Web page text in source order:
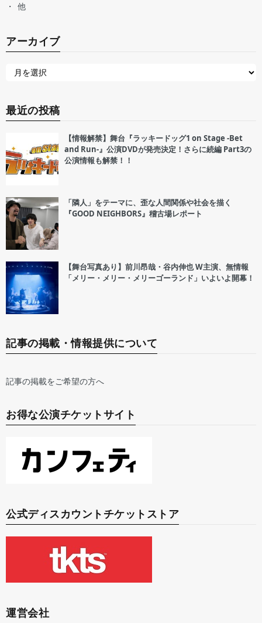
他
アーカイブ
最近の投稿
【情報解禁】舞台『ラッキードッグ1 on Stage -Bet
and Run-』公演DVDが発売決定！さらに続編 Part3の
公演情報も解禁！！
「隣人」をテーマに、歪な人間関係や社会を描く
『GOOD NEIGHBORS』稽古場レポート
【舞台写真あり】前川昂哉・谷内伸也 W主演、無情報
「メリー・メリー・メリーゴーランド」いよいよ開幕！
記事の掲載・情報提供について
記事の掲載をご希望の方へ
お得な公演チケットサイト
公式ディスカウントチケットストア
運営会社